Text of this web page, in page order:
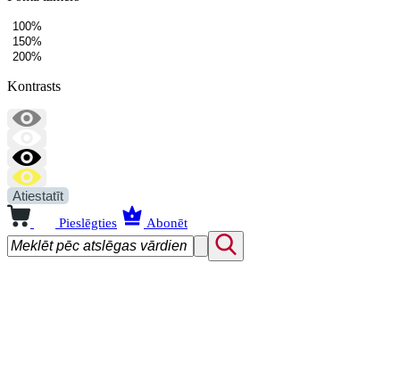
100%
150%
200%
Kontrasts
Atiestatīt
Pieslēgties Abonēt